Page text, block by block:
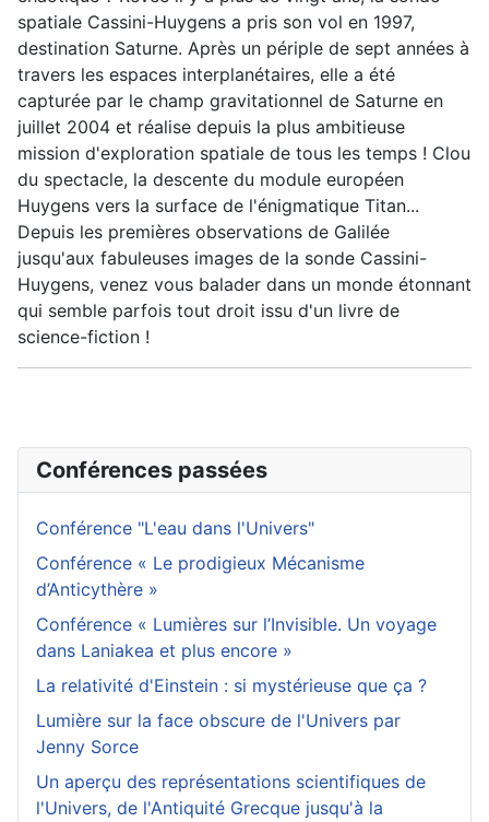
spatiale Cassini-Huygens a pris son vol en 1997,
destination Saturne. Après un périple de sept années à
travers les espaces interplanétaires, elle a été
capturée par le champ gravitationnel de Saturne en
juillet 2004 et réalise depuis la plus ambitieuse
mission d'exploration spatiale de tous les temps ! Clou
du spectacle, la descente du module européen
Huygens vers la surface de l'énigmatique Titan...
Depuis les premières observations de Galilée
jusqu'aux fabuleuses images de la sonde Cassini-
Huygens, venez vous balader dans un monde étonnant
qui semble parfois tout droit issu d'un livre de
science-fiction !
Conférences passées
Conférence "L'eau dans l'Univers"
Conférence « Le prodigieux Mécanisme
d’Anticythère »
Conférence « Lumières sur l’Invisible. Un voyage
dans Laniakea et plus encore »
La relativité d'Einstein : si mystérieuse que ça ?
Lumière sur la face obscure de l'Univers par
Jenny Sorce
Un aperçu des représentations scientifiques de
l'Univers, de l'Antiquité Grecque jusqu'à la